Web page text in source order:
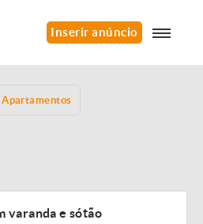
Inserir anúncio
Apartamentos
varanda e sótão